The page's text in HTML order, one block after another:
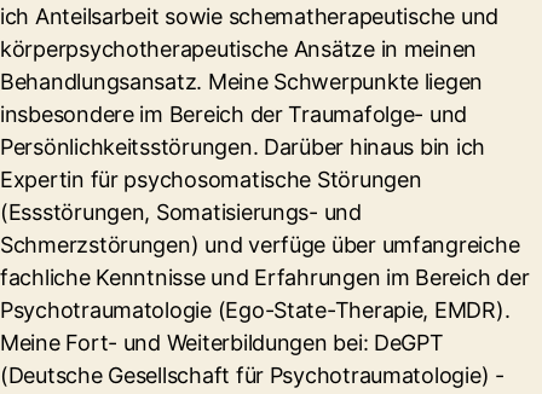
ich Anteilsarbeit sowie schematherapeutische und
körperpsychotherapeutische Ansätze in meinen
Behandlungsansatz. Meine Schwerpunkte liegen
insbesondere im Bereich der Traumafolge- und
Persönlichkeitsstörungen. Darüber hinaus bin ich
Expertin für psychosomatische Störungen
(Essstörungen, Somatisierungs- und
Schmerzstörungen) und verfüge über umfangreiche
fachliche Kenntnisse und Erfahrungen im Bereich der
Psychotraumatologie (Ego-State-Therapie, EMDR).
Meine Fort- und Weiterbildungen bei: DeGPT
(Deutsche Gesellschaft für Psychotraumatologie) -